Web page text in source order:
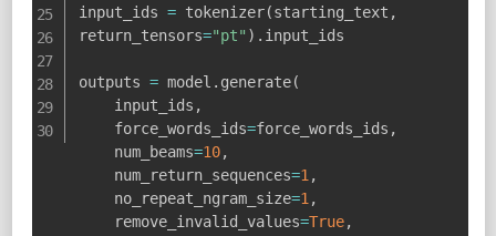
input_ids = tokenizer(starting_text ,
return_tensors="pt" ) . input_ids
outputs = model . generate(
    input_ids
,
    force_words_ids
=force_words_ids ,
    num_beams
=10,
    num_return_sequences
=1,
    no_repeat_ngram_size
=1,
    remove_invalid_values
=True,